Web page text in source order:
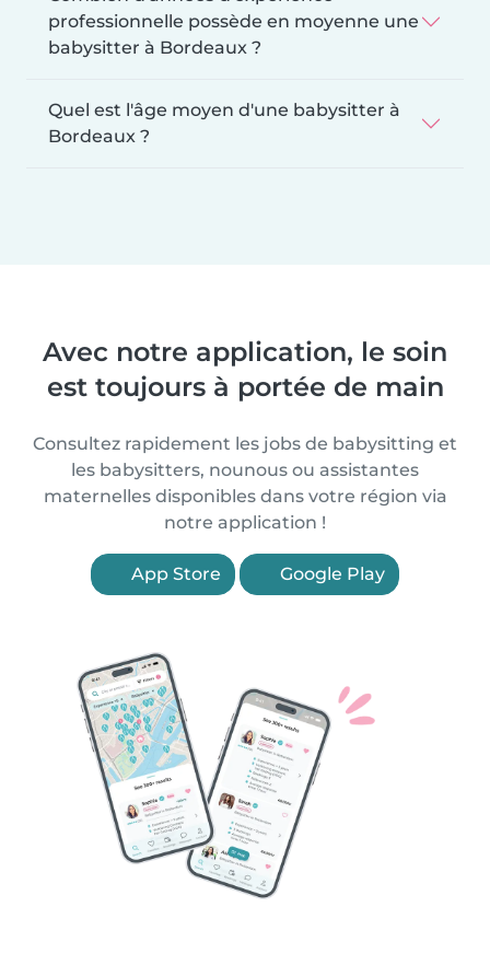
professionnelle possède en moyenne une
babysitter à Bordeaux ?
Quel est l'âge moyen d'une babysitter à
Bordeaux ?
Avec notre application, le soin
est toujours à portée de main
Consultez rapidement les jobs de babysitting et
les babysitters, nounous ou assistantes
maternelles disponibles dans votre région via
notre application !
App Store Google Play